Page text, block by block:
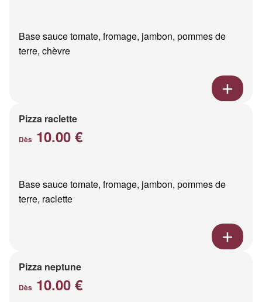
Base sauce tomate, fromage, jambon, pommes de
terre, chèvre
Pizza raclette
Dès 10.00 €
Base sauce tomate, fromage, jambon, pommes de
terre, raclette
Pizza neptune
Dès 10.00 €